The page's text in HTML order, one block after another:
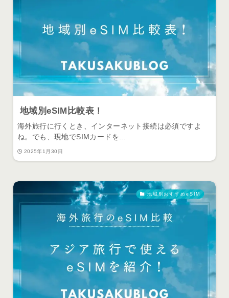
地域別eSIM比較表！
海外旅行に行くとき、インターネット接続は必須ですよ
ね。でも、現地でSIMカードを...
2025年1月30日
地域別おすすめeSIM